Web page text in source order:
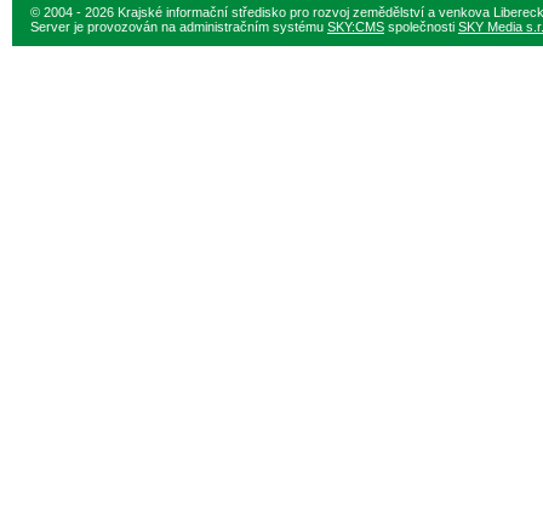
© 2004 - 2026 Krajské informační středisko pro rozvoj zemědělství a venkova
Server je provozován na administračním systému SKY:CMS společnosti SKY Media